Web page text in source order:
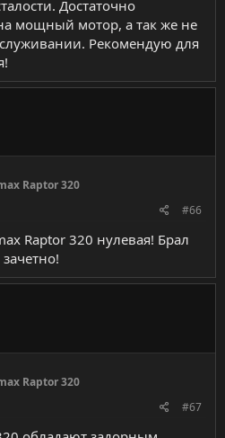
Достаточно
мощный мотор, а так же не
Рекомендую для
Raptor 320
#66
Raptor 320 нулевая! Брал
Raptor 320
#67